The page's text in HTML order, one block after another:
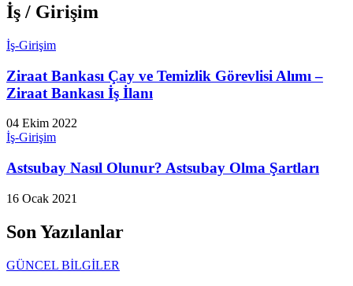
İş / Girişim
İş-Girişim
Ziraat Bankası Çay ve Temizlik Görevlisi Alımı –
Ziraat Bankası İş İlanı
04 Ekim 2022
İş-Girişim
Astsubay Nasıl Olunur? Astsubay Olma Şartları
16 Ocak 2021
Son Yazılanlar
GÜNCEL BİLGİLER